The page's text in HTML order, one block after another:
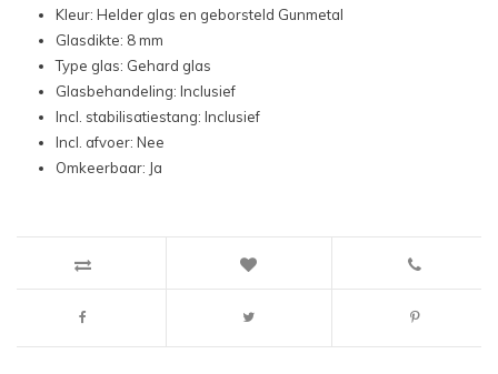
Kleur: Helder glas en geborsteld Gunmetal
Glasdikte: 8 mm
Type glas: Gehard glas
Glasbehandeling: Inclusief
Incl. stabilisatiestang: Inclusief
Incl. afvoer: Nee
Omkeerbaar: Ja